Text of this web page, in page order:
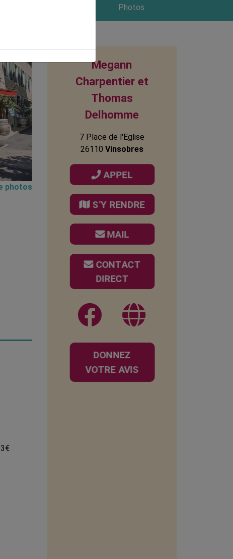
Photos
photos
Megann
Charpentier et
Thomas
Delhomme
7 Place de l'Eglise
26110 Vinsobres
APPEL
S'Y RENDRE
MAIL
CONTACT
DIRECT
DONNEZ
VOTRE AVIS